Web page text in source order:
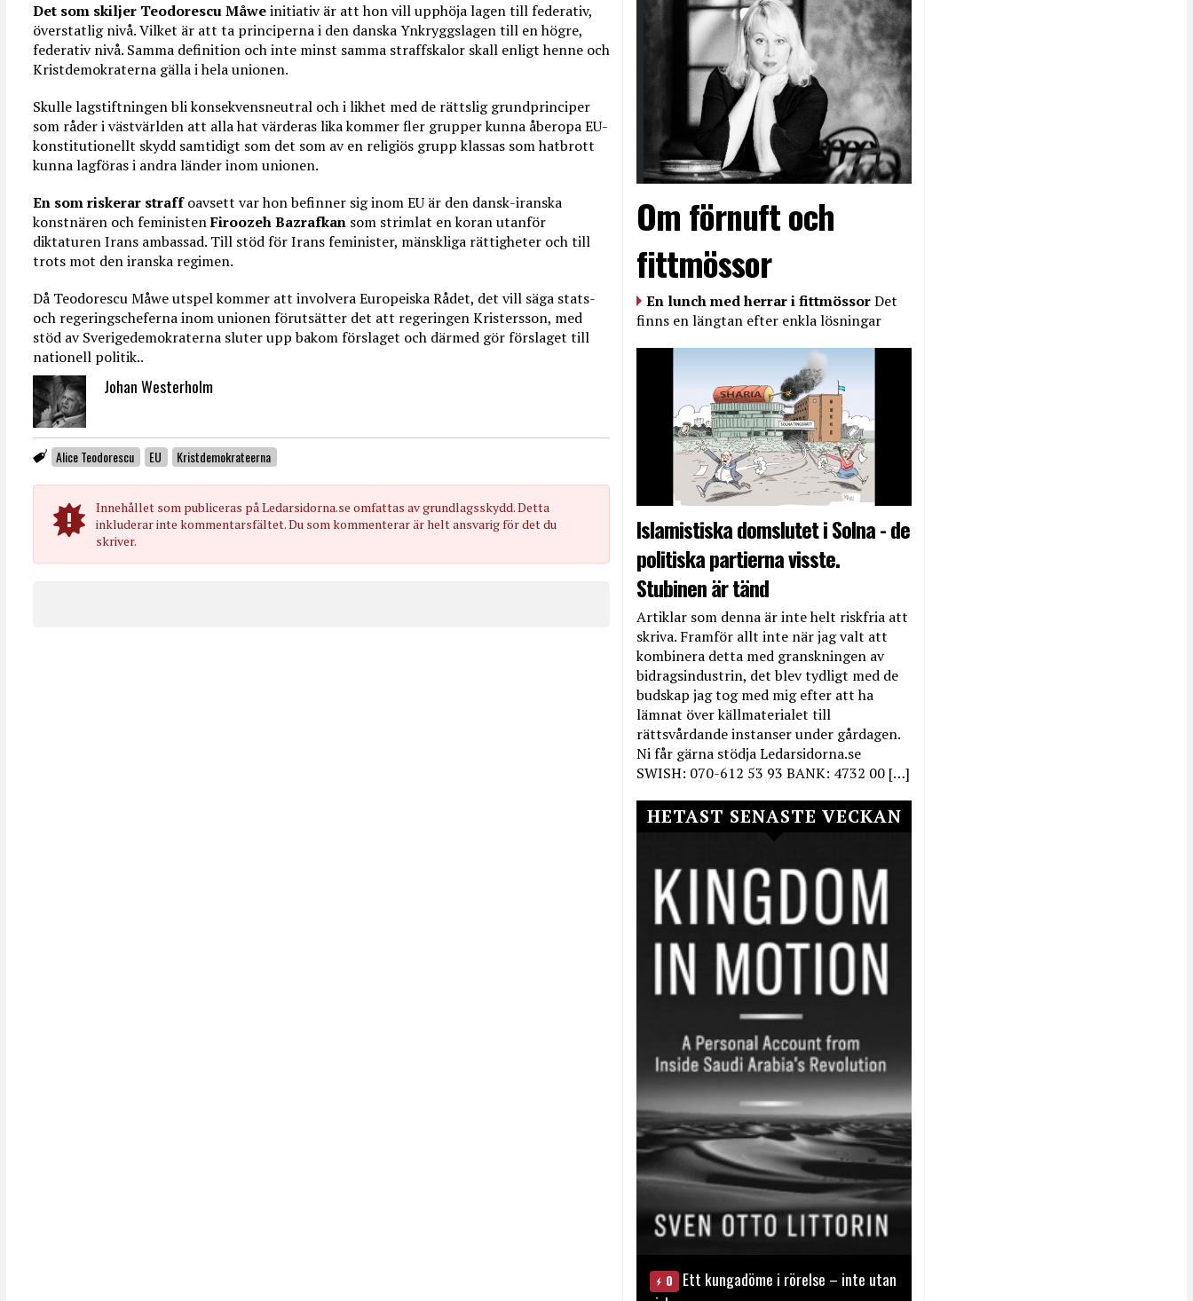
Det som skiljer Teodorescu Måweinitiativ är att hon vill upphöja lagen till federativ,
överstatlig nivå. Vilket är att ta principerna i den danska Ynkryggslagen till en högre,
federativ nivå. Samma definition och inte minst samma straffskalor skall enligt henne och
Kristdemokraterna gälla i hela unionen.
Skulle lagstiftningen bli konsekvensneutral och i likhet med de rättslig grundprinciper
som råder i västvärlden att alla hat värderas lika kommer fler grupper kunna åberopa EU-
konstitutionellt skydd samtidigt som det som av en religiös grupp klassas som hatbrott
kunna lagföras i andra länder inom unionen.
En som riskerar straffoavsett var hon befinner sig inom EU är den dansk-iranska
konstnären och feministenFiroozeh Bazrafkan som strimlat en koran utanför
diktaturen Irans ambassad. Till stöd för Irans feminister, mänskliga rättigheter och till
trots mot den iranska regimen.
Då Teodorescu Måwe utspel kommer att involvera Europeiska Rådet, det vill säga stats-
och regeringscheferna inom unionen förutsätter det att regeringen Kristersson, med
stöd av Sverigedemokraterna sluter upp bakom förslaget och därmed gör förslaget till
nationell politik..
Johan Westerholm
Alice Teodorescu EU Kristdemokrateerna
Innehållet som publiceras på Ledarsidorna.se omfattas av grundlagsskydd. Detta
inkluderar inte kommentarsfältet. Du som kommenterar är helt ansvarig för det du
skriver.
Om förnuft och
fittmössor
En lunch med herrar i fittmössorDet
finns en längtan efter enkla lösningar
Islamistiska domslutet i Solna - de
politiska partierna visste.
Stubinen är tänd
Artiklar som denna är inte helt riskfria att
skriva. Framför allt inte när jag valt att
kombinera detta med granskningen av
bidragsindustrin, det blev tydligt med de
budskap jag tog med mig efter att ha
lämnat över källmaterialet till
rättsvårdande instanser under gårdagen.
Ni får gärna stödja Ledarsidorna.se
SWISH: 070-612 53 93 BANK: 4732 00 […]
HETAST SENASTE VECKAN
0
Ett kungadöme i rörelse – inte utan